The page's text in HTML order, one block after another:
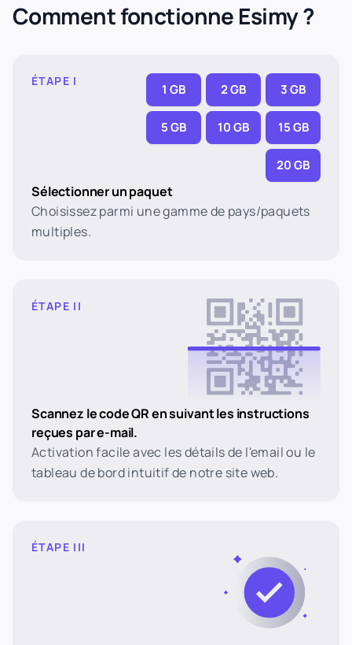
Comment fonctionne Esimy ?
ÉTAPE I
1 GB 2 GB 3 GB
5 GB 10 GB 15 GB
20 GB
Sélectionner un paquet
Choisissez parmi une gamme de pays/paquets
multiples.
ÉTAPE II
Scannez le code QR en suivant les instructions
reçues par e-mail.
Activation facile avec les détails de l'email ou le
tableau de bord intuitif de notre site web.
ÉTAPE III